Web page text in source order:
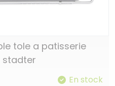
tole a patisserie
stadter
En stock